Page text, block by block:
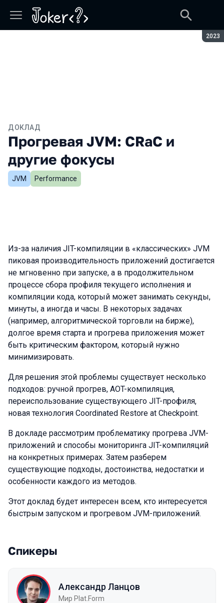
2023
ДОКЛАД
Прогревая JVM: CRaC и
другие фокусы
JVM Performance
Из-за наличия JIT-компиляции в «классических» JVM
пиковая производительность приложений достигается
не мгновенно при запуске, а в продолжительном
процессе сбора профиля текущего исполнения и
компиляции кода, который может занимать секунды,
минуты, а иногда и часы. В некоторых задачах
(например, алгоритмической торговли на бирже),
долгое время старта и прогрева приложения может
быть критическим фактором, который нужно
минимизировать.
Для решения этой проблемы существует несколько
подходов: ручной прогрев, AOT-компиляция,
переиспользование существующего JIT-профиля,
новая технология Coordinated Restore at Checkpoint.
В докладе рассмотрим проблематику прогрева JVM-
приложений и способы мониторинга JIT-компиляций
на конкретных примерах. Затем разберем
существующие подходы, достоинства, недостатки и
особенности каждого из методов.
Этот доклад будет интересен всем, кто интересуется
быстрым запуском и прогревом JVM-приложений.
Спикеры
Александр Ланцов
Мир Plat.Form